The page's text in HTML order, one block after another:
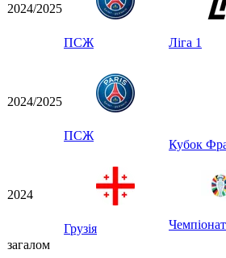
2024/2025
ПСЖ Ліга 1
2024/2025
ПСЖ
Кубок
2024
Грузія
загалом